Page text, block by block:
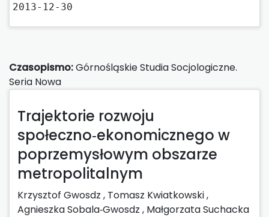
2013-12-30
Czasopismo:Górnośląskie Studia Socjologiczne.
Seria Nowa
Trajektorie rozwoju
społeczno‑ekonomicznego w
poprzemysłowym obszarze
metropolitalnym
Krzysztof Gwosdz , Tomasz Kwiatkowski ,
Agnieszka Sobala‑Gwosdz , Małgorzata Suchacka